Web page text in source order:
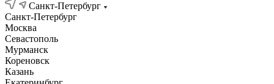
Санкт-Петербург
Санкт-Петербург
Москва
Севастополь
Мурманск
Кореновск
Казань